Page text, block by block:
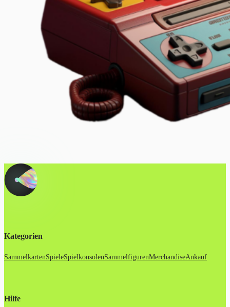
Kategorien
SammelkartenSpieleSpielkonsolenSammelfigurenMerchandiseAnkauf
Hilfe